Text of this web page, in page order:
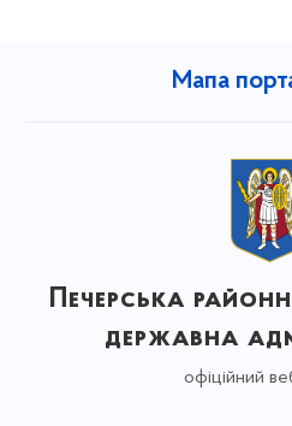
Мапа
Печерська
державна
офіційний